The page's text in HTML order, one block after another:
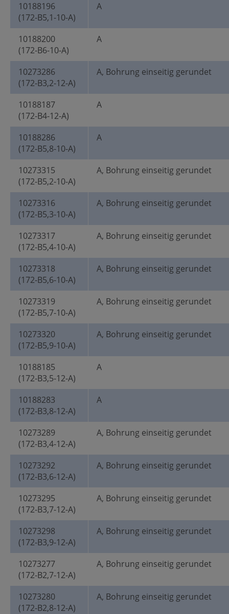
10188196
(172-B5,1-10-A)
A
10188200
(172-B6-10-A)
A
10273286
(172-B3,2-12-A)
A, Bohrung einseitig gerundet
10188187
(172-B4-12-A)
A
10188286
(172-B5,8-10-A)
A
10273315
(172-B5,2-10-A)
A, Bohrung einseitig gerundet
10273316
(172-B5,3-10-A)
A, Bohrung einseitig gerundet
10273317
(172-B5,4-10-A)
A, Bohrung einseitig gerundet
10273318
(172-B5,6-10-A)
A, Bohrung einseitig gerundet
10273319
(172-B5,7-10-A)
A, Bohrung einseitig gerundet
10273320
(172-B5,9-10-A)
A, Bohrung einseitig gerundet
10188185
(172-B3,5-12-A)
A
10188283
(172-B3,8-12-A)
A
10273289
(172-B3,4-12-A)
A, Bohrung einseitig gerundet
10273292
(172-B3,6-12-A)
A, Bohrung einseitig gerundet
10273295
(172-B3,7-12-A)
A, Bohrung einseitig gerundet
10273298
(172-B3,9-12-A)
A, Bohrung einseitig gerundet
10273277
(172-B2,7-12-A)
A, Bohrung einseitig gerundet
10273280
(172-B2,8-12-A)
A, Bohrung einseitig gerundet